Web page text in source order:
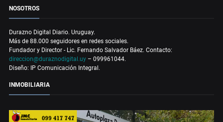
NOSOTROS
Durazno Digital Diario. Uruguay.
Más de 88.000 seguidores en redes sociales.
Fundador y Director - Lic. Fernando Salvador Báez. Contacto:
direccion@duraznodigital.uy – 099961044.
Diseño: IP Comunicación Integral.
INMOBILIARIA